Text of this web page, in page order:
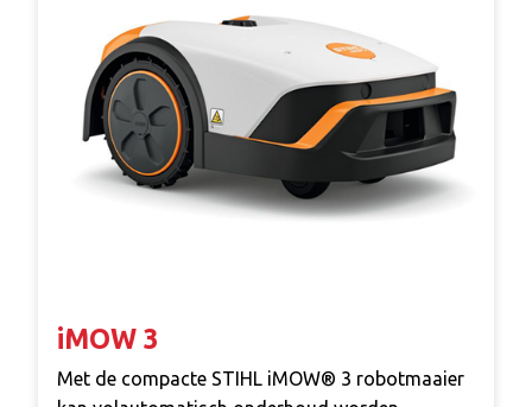
iMOW 3
Met de compacte STIHL iMOW® 3 robotmaaier